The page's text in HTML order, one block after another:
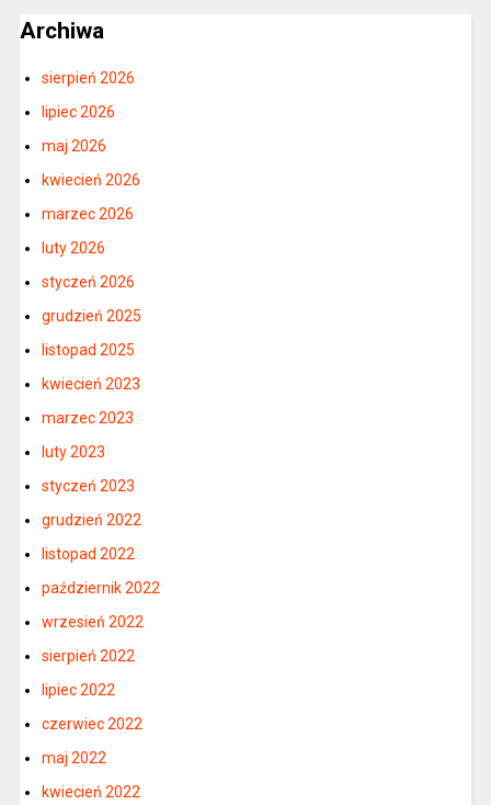
Archiwa
sierpień 2026
lipiec 2026
maj 2026
kwiecień 2026
marzec 2026
luty 2026
styczeń 2026
grudzień 2025
listopad 2025
kwiecień 2023
marzec 2023
luty 2023
styczeń 2023
grudzień 2022
listopad 2022
październik 2022
wrzesień 2022
sierpień 2022
lipiec 2022
czerwiec 2022
maj 2022
kwiecień 2022